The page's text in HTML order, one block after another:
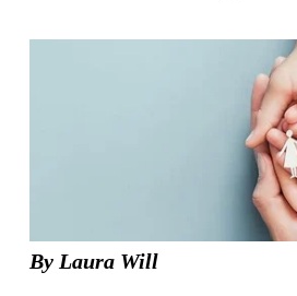
By Laura Will